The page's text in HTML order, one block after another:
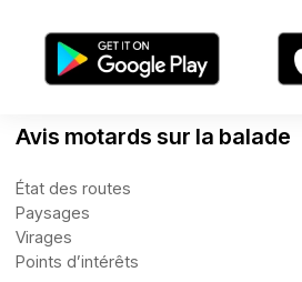
Avis motards sur la balade
État des routes
Paysages
Virages
Points d’intérêts